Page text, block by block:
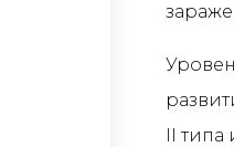
II